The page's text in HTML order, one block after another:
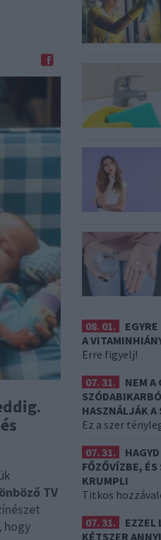
TV
hogy
08. 01.
A
Erre figyelj!
07. 31.
NEM A
HASZNÁLJÁK A
Ez a szer
07. 31.
FŐZŐVÍZBE,
KRUMPLI
Titkos
07. 31.
EZZEL
KÉTSZER